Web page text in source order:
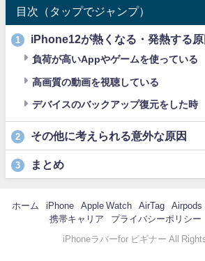
目次（タップでジャンプ）
1 iPhone12が熱くなる・発熱する
負荷が高いAppやゲームを使っている
高画質の動画を視聴している
デバイスのバックアップ復元をした時
2 その他に考えられる意外な原因
3 まとめ
ホーム iPhone Apple Watch AirTag Airpods
携帯キャリア
プライバシーポリシー
iPhoneラバーfor ビギナー All